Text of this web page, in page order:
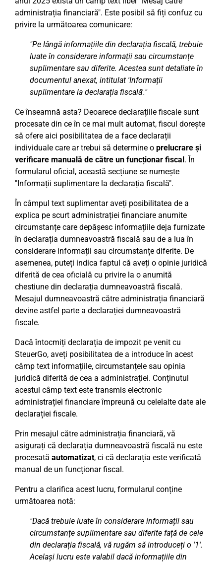
administrația financiară". Este posibil să fiți confuz cu
privire la următoarea comunicare:
"Pe lângă informațiile din declarația fiscală, trebuie
luate în considerare informații sau circumstanțe
suplimentare sau diferite. Acestea sunt detaliate în
documentul anexat, intitulat 'Informații
suplimentare la declarația fiscală'."
Ce înseamnă asta? Deoarece declarațiile fiscale sunt
procesate din ce în ce mai mult automat, fiscul dorește
să ofere aici posibilitatea de a face declarații
individuale care ar trebui să determine o prelucrare și
verificare manuală de către un funcționar fiscal. În
formularul oficial, această secțiune se numește
"Informații suplimentare la declarația fiscală".
În câmpul text suplimentar aveți posibilitatea de a
explica pe scurt administrației financiare anumite
circumstanțe care depășesc informațiile deja furnizate
în declarația dumneavoastră fiscală sau de a lua în
considerare informații sau circumstanțe diferite. De
asemenea, puteți indica faptul că aveți o opinie juridică
diferită de cea oficială cu privire la o anumită
chestiune din declarația dumneavoastră fiscală.
Mesajul dumneavoastră către administrația financiară
devine astfel parte a declarației dumneavoastră
fiscale.
Dacă întocmiți declarația de impozit pe venit cu
SteuerGo, aveți posibilitatea de a introduce în acest
câmp text informațiile, circumstanțele sau opinia
juridică diferită de cea a administrației. Conținutul
acestui câmp text este transmis electronic
administrației financiare împreună cu celelalte date ale
declarației fiscale.
Prin mesajul către administrația financiară, vă
asigurați că declarația dumneavoastră fiscală nu este
procesată automatizat, ci că declarația este verificată
manual de un funcționar fiscal.
Pentru a clarifica acest lucru, formularul conține
următoarea notă:
"Dacă trebuie luate în considerare informații sau
circumstanțe suplimentare sau diferite față de cele
din declarația fiscală, vă rugăm să introduceți o '1'.
Același lucru este valabil dacă informațiile din